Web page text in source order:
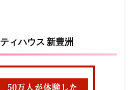
ィハウス 新豊洲